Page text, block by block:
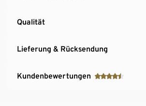
Qualität
Lieferung & Rücksendung
Kundenbewertungen